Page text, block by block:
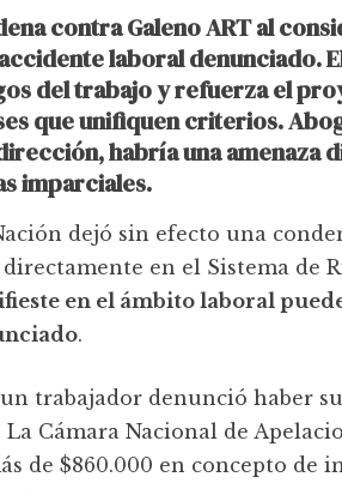
contra Galeno ART al
laboral denunciado.
del trabajo y refuerza el
que unifiquen criterios.
habría una amenaza
imparciales.
dejó sin efecto una
en el Sistema de
en el ámbito laboral
.
trabajador denunció haber
Cámara Nacional de
de $860.000 en concepto de